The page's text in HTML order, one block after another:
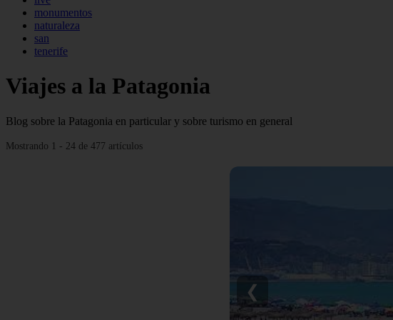
monumentos
naturaleza
san
tenerife
Viajes a la Patagonia
Blog sobre la Patagonia en particular y sobre turismo en general
Mostrando 1 - 24 de 477 artículos
❮